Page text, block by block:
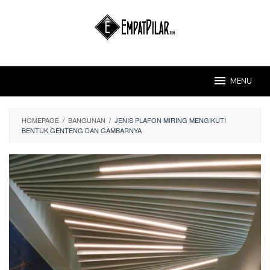
MENU
HOMEPAGE / BANGUNAN / JENIS PLAFON MIRING MENGIKUTI
BENTUK GENTENG DAN GAMBARNYA